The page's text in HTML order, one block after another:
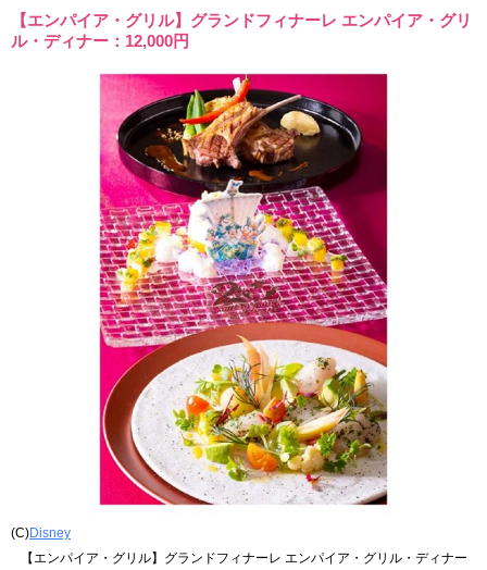
【エンパイア・グリル】グランドフィナーレ エンパイア・グリ
ル・ディナー：12,000円
(C)Disney
【エンパイア・グリル】グランドフィナーレ エンパイア・グリル・ディナー